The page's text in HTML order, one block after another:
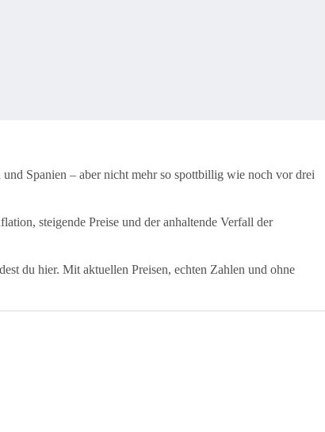
Spanien – aber nicht mehr so spottbillig wie noch vor drei
steigende Preise und der anhaltende Verfall der
du hier. Mit aktuellen Preisen, echten Zahlen und ohne